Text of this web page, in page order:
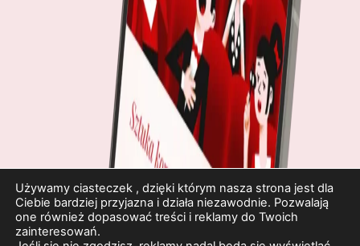
Używamy ciasteczek , dzięki którym nasza strona jest dla
Ciebie bardziej przyjazna i działa niezawodnie. Pozwalają
one również dopasować treści i reklamy do Twoich
zainteresowań.